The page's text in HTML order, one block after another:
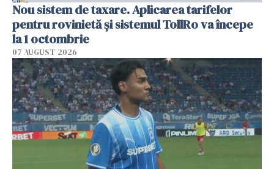
Nou sistem de taxare. Aplicarea tarifelor
pentru rovinietă şi sistemul TollRo va începe
la 1 octombrie
07 AUGUST 2026